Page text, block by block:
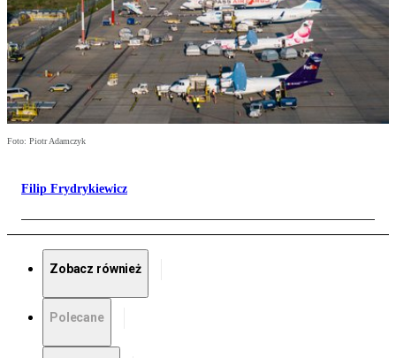
Foto: Piotr Adamczyk
Filip Frydrykiewicz
Zobacz również
Polecane